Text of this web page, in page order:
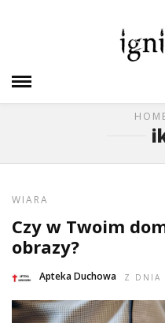
WIARA
Czy w Twoim
obrazy?
Apteka Duchowa Z DNIA